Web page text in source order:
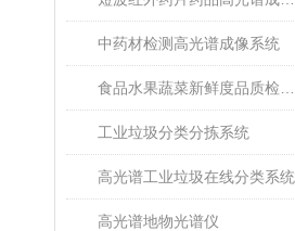
中药材检测高光谱成像系统
工业垃圾分类分拣系统
高光谱工业垃圾在线分类系统
高光谱地物光谱仪